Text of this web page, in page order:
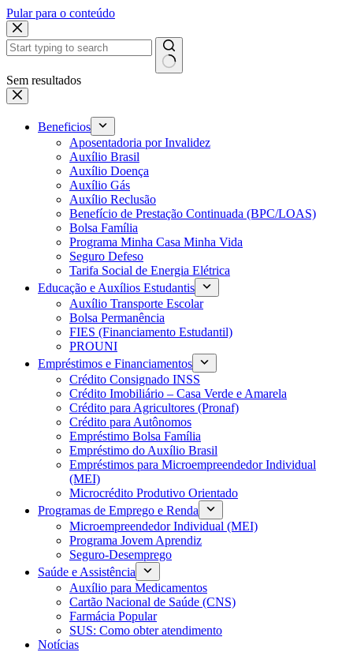
Pular para o conteúdo
Sem resultados
Beneficios
Aposentadoria por Invalidez
Auxílio Brasil
Auxílio Doença
Auxílio Gás
Auxílio Reclusão
Benefício de Prestação Continuada (BPC/LOAS)
Bolsa Família
Programa Minha Casa Minha Vida
Seguro Defeso
Tarifa Social de Energia Elétrica
Educação e Auxílios Estudantis
Auxílio Transporte Escolar
Bolsa Permanência
FIES (Financiamento Estudantil)
PROUNI
Empréstimos e Financiamentos
Crédito Consignado INSS
Crédito Imobiliário – Casa Verde e Amarela
Crédito para Agricultores (Pronaf)
Crédito para Autônomos
Empréstimo Bolsa Família
Empréstimo do Auxílio Brasil
Empréstimos para Microempreendedor Individual
(MEI)
Microcrédito Produtivo Orientado
Programas de Emprego e Renda
Microempreendedor Individual (MEI)
Programa Jovem Aprendiz
Seguro-Desemprego
Saúde e Assistência
Auxílio para Medicamentos
Cartão Nacional de Saúde (CNS)
Farmácia Popular
SUS: Como obter atendimento
Notícias